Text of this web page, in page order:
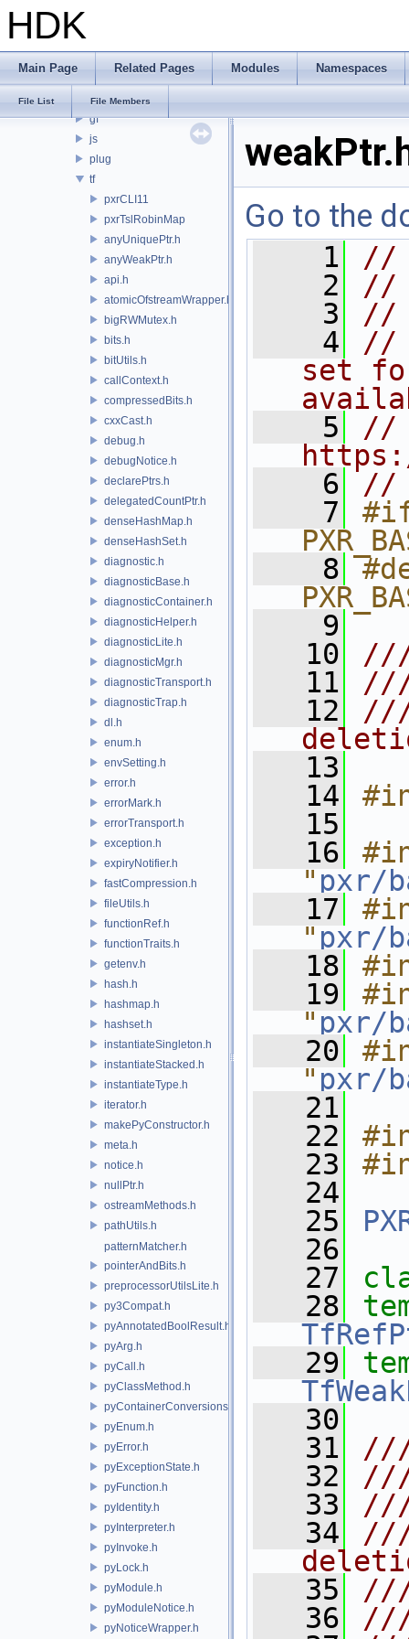
HDK
Main Page Related Pages Modules Namespaces
File List File Members
PRM
PXL
arch
gf
js
plug
tf
pxrCLI11
pxrTslRobinMap
anyUniquePtr.h
anyWeakPtr.h
api.h
atomicOfstreamWrapper.h
bigRWMutex.h
bits.h
bitUtils.h
callContext.h
compressedBits.h
cxxCast.h
debug.h
debugNotice.h
declarePtrs.h
delegatedCountPtr.h
denseHashMap.h
denseHashSet.h
diagnostic.h
diagnosticBase.h
diagnosticContainer.h
diagnosticHelper.h
diagnosticLite.h
diagnosticMgr.h
diagnosticTransport.h
diagnosticTrap.h
dl.h
enum.h
envSetting.h
error.h
errorMark.h
errorTransport.h
exception.h
expiryNotifier.h
fastCompression.h
fileUtils.h
functionRef.h
functionTraits.h
getenv.h
hash.h
hashmap.h
hashset.h
instantiateSingleton.h
instantiateStacked.h
instantiateType.h
iterator.h
makePyConstructor.h
meta.h
notice.h
nullPtr.h
ostreamMethods.h
pathUtils.h
patternMatcher.h
pointerAndBits.h
preprocessorUtilsLite.h
py3Compat.h
pyAnnotatedBoolResult.h
pyArg.h
pyCall.h
pyClassMethod.h
pyContainerConversions.h
pyEnum.h
pyError.h
pyExceptionState.h
pyFunction.h
pyIdentity.h
pyInterpreter.h
pyInvoke.h
pyLock.h
pyModule.h
pyModuleNotice.h
pyNoticeWrapper.h
Go to the
    1
//
    2
//
    3
//
    4
//
set
    5
//
    6
//
    7
    8
    9
   10
   11
///
   12
///
   13
   14
   15
   16
" pxr/
   17
" pxr/
   18
   19
" pxr/
   20
" pxr/
   21
   22
   23
   24
   25
   26
   27
   28
   29
   30
   31
///
   32
///
   33
   34
///
   35
   36
///